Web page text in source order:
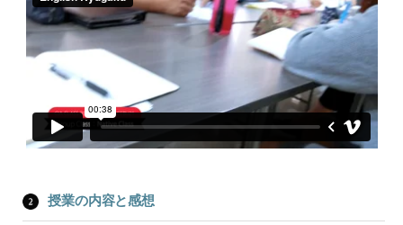
授業の内容と感想